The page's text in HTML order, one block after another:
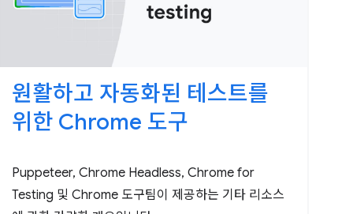
원활하고 자동화된 테스트를
위한 Chrome 도구
Puppeteer, Chrome Headless, Chrome for
Testing 및 Chrome 도구팀이 제공하는 기타 리소스